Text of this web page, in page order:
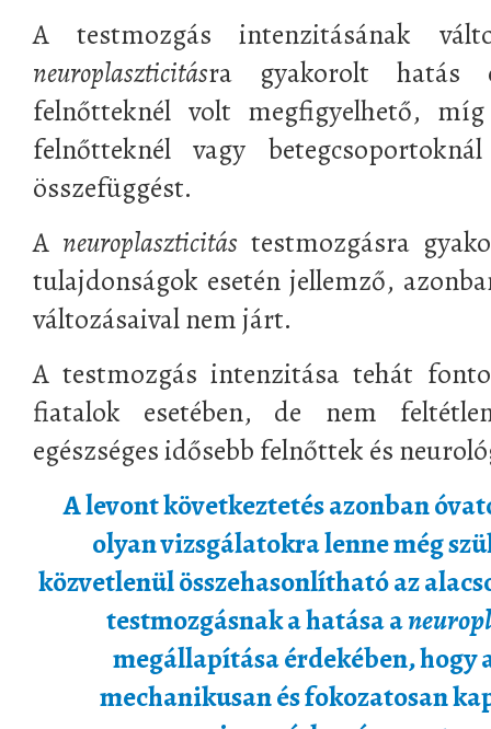
A testmozgás intenzitásának
neuroplaszticitásra gyakorolt hatás
felnőtteknél volt megfigyelhető, míg
felnőtteknél vagy
összefüggést.
A neuroplaszticitás testmozgásra
tulajdonságok esetén jellemző,
változásaival nem járt.
A testmozgás intenzitása tehát
fiatalok esetében, de nem
egészséges idősebb felnőttek és
A levont következtetés azonban
olyan vizsgálatokra lenne még
közvetlenül összehasonlítható az
testmozgásnak a hatása a
megállapítása érdekében, hogy
mechanikusan és fokozatosan